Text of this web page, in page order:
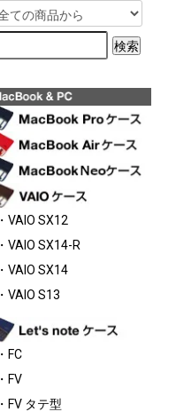
・VAIO SX12
・VAIO SX14-R
・VAIO SX14
・VAIO S13
・FC
・FV
・FV タテ型